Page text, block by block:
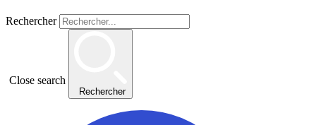
Rechercher
Close search
Rechercher